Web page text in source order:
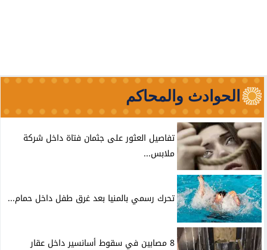
الحوادث والمحاكم
تفاصيل العثور على جثمان فتاة داخل شركة
ملابس...
تحرك رسمي بالمنيا بعد غرق طفل داخل حمام...
8 مصابين في سقوط أسانسير داخل عقار